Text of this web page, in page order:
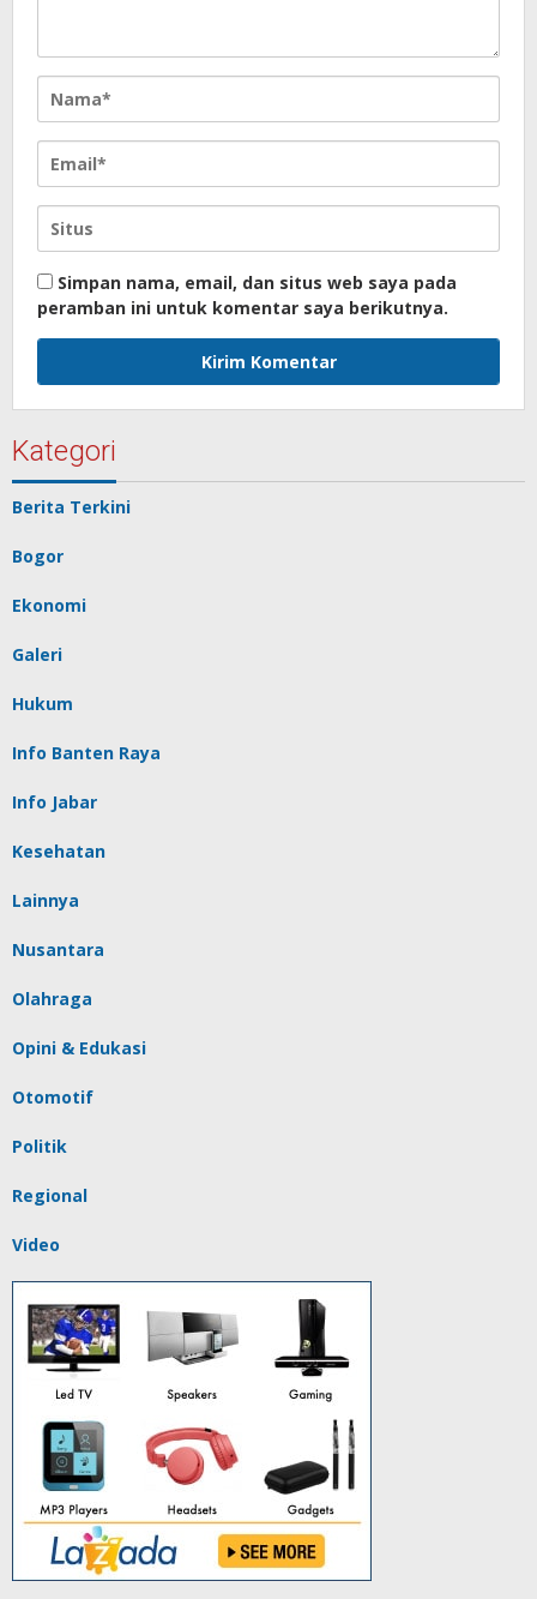
Simpan nama, email, dan situs web saya pada
peramban ini untuk komentar saya berikutnya.
Kategori
Berita Terkini
Bogor
Ekonomi
Galeri
Hukum
Info Banten Raya
Info Jabar
Kesehatan
Lainnya
Nusantara
Olahraga
Opini & Edukasi
Otomotif
Politik
Regional
Video